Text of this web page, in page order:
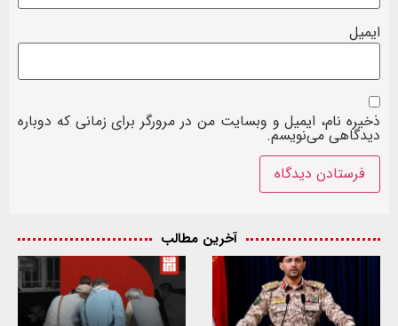
ایمیل
ذخیره نام، ایمیل و وبسایت من در مرورگر برای زمانی که دوباره
دیدگاهی می‌نویسم.
آخرین مطالب